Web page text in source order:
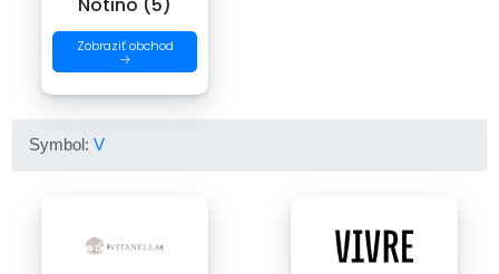
Notino (5)
Zobraziť obchod
→
Symbol:V